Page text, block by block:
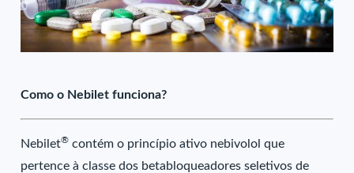
Como o Nebilet funciona?
Nebilet® contém o princípio ativo nebivolol que
pertence à classe dos betabloqueadores seletivos de